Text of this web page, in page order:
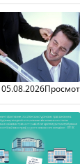
05.08.2026